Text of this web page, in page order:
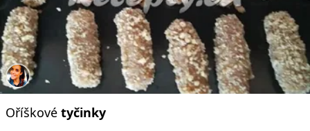
Oříškové tyčinky